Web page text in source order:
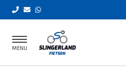
Toggle
navigation
MENU